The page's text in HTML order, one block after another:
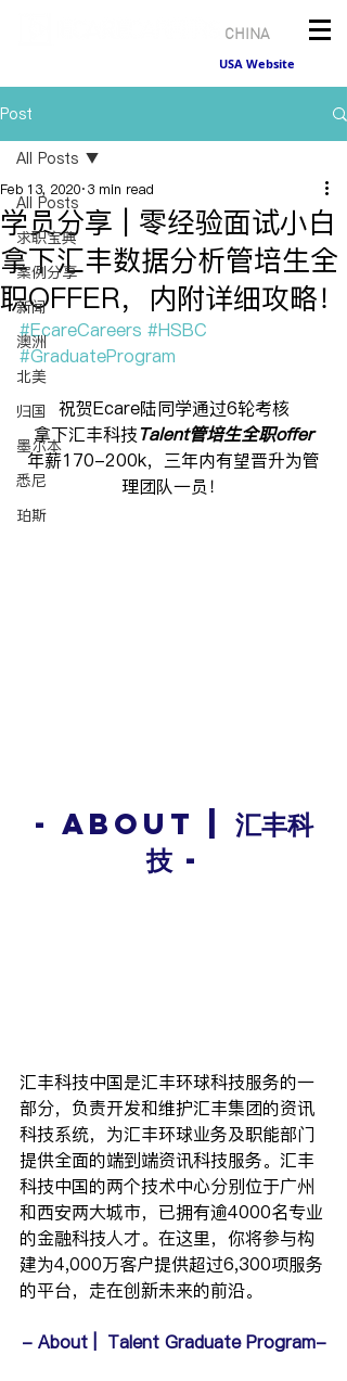
CHINA
USA Website
Post
All Posts
求职宝典
案例分享
新闻
澳洲
北美
归国
墨尔本
悉尼
珀斯
All Posts
学员分享 | 零经验面试小白
拿下汇丰数据分析管培生全
职OFFER，内附详细攻略！
Feb 13, 2020 3 min read
#EcareCareers #HSBC
#GraduateProgram
祝贺Ecare陆同学通过6轮考核
拿下汇丰科技Talent管培生全职offer
年薪170-200k，三年内有望晋升为管
理团队一员！
- About | 汇丰科
技 -
汇丰科技中国是汇丰环球科技服务的一
部分，负责开发和维护汇丰集团的资讯
科技系统，为汇丰环球业务及职能部门
提供全面的端到端资讯科技服务。汇丰
科技中国的两个技术中心分别位于广州
和西安两大城市，已拥有逾4000名专业
的金融科技人才。在这里，你将参与构
建为4,000万客户提供超过6,300项服务
的平台，走在创新未来的前沿。
- About |  Talent Graduate Program-